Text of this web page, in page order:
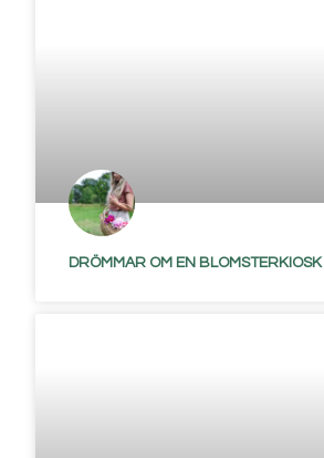
DRÖMMAR OM EN BLOMSTERKIOSK